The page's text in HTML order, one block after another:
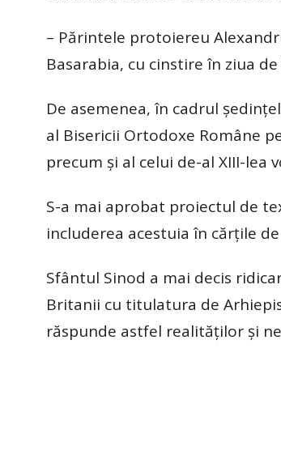
– Părintele protoiereu
Basarabia, cu cinstire în ziua
De asemenea, în cadrul
al Bisericii Ortodoxe Române
precum şi al celui de-al XIII-
S-a mai aprobat proiectul de
includerea acestuia în cărţile
Sfântul Sinod a mai decis
Britanii cu titulatura de
răspunde astfel realităţilor şi